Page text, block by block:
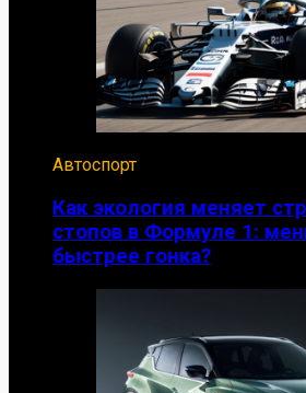
Автоспорт
Как экология меняет
стопов в Формуле 1:
быстрее гонка?